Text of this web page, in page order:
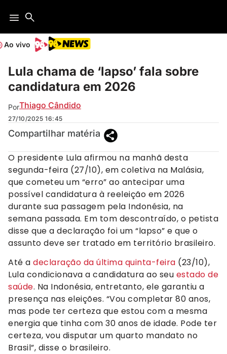
Ao vivo
Lula chama de ‘lapso’ fala sobre
candidatura em 2026
PorThiago Cândido
27/10/2025 16:45
Compartilhar matéria
O presidente Lula afirmou na manhã desta
segunda-feira (27/10), em coletiva na Malásia,
que cometeu um “erro” ao antecipar uma
possível candidatura à reeleição em 2026
durante sua passagem pela Indonésia, na
semana passada. Em tom descontraído, o petista
disse que a declaração foi um “lapso” e que o
assunto deve ser tratado em território brasileiro.
Até a declaração da última quinta-feira (23/10),
Lula condicionava a candidatura ao seu estado de
saúde. Na Indonésia, entretanto, ele garantiu a
presença nas eleições. “Vou completar 80 anos,
mas pode ter certeza que estou com a mesma
energia que tinha com 30 anos de idade. Pode ter
certeza, vou disputar um quarto mandato no
Brasil”, disse o brasileiro.